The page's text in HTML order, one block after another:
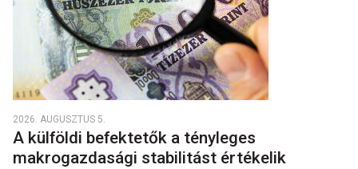
2026. AUGUSZTUS 5.
A külföldi befektetők a tényleges
makrogazdasági stabilitást értékelik